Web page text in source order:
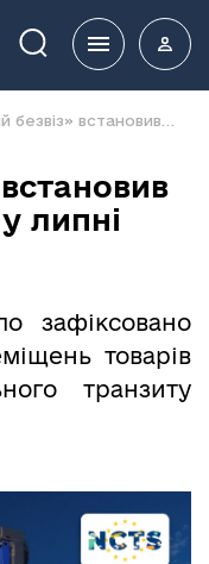
Пошук
липні
зафіксовано
товарів
транзиту